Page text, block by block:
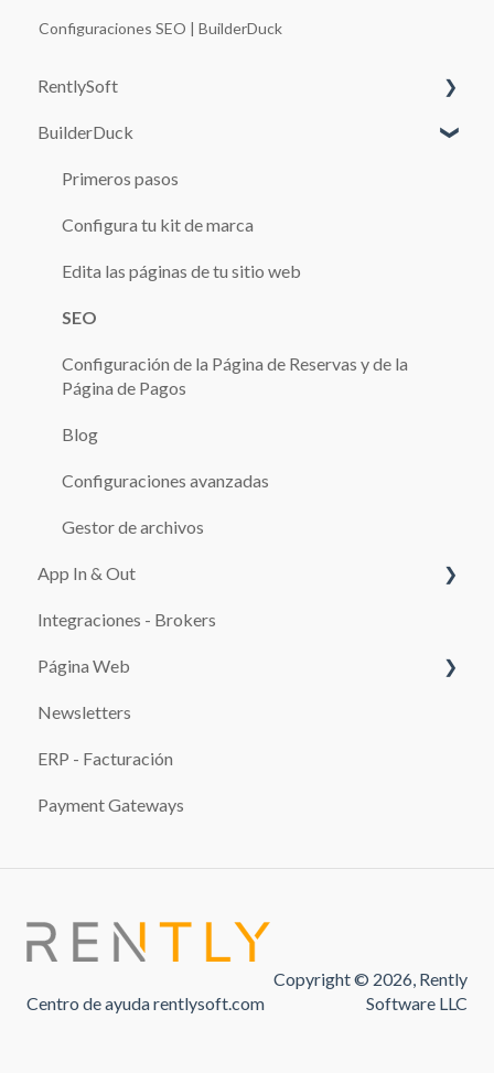
Configuraciones SEO | BuilderDuck
RentlySoft
CONFIGURACIÓN DEL SISTEMA
USUARIOS
ROLES
CONFIGURACIÓN GENERAL
SUCURSALES
AUTOS
USO DEL SISTEMA
PAGOS
SOBREVENTA
NOTIFICACIONES AUTOMÁTICAS
BuilderDuck
Primeros pasos
Configura tu kit de marca
Edita las páginas de tu sitio web
SEO
Configuración de la Página de Reservas y de la
Página de Pagos
Blog
Configuraciones avanzadas
Gestor de archivos
App In & Out
Configuración
Integraciones - Brokers
Página Web
SISTEMAS DE PAGO
Promociones
Newsletters
ERP - Facturación
Payment Gateways
Centro de ayuda rentlysoft.com
Copyright © 2026, Rently
Software LLC